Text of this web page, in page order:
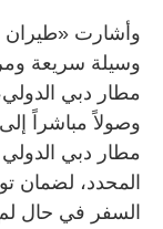
وأشارت «طيران
مطار دبي
وصولاً مباشراً
مطار دبي
المحدد، لضمان
السفر في حال